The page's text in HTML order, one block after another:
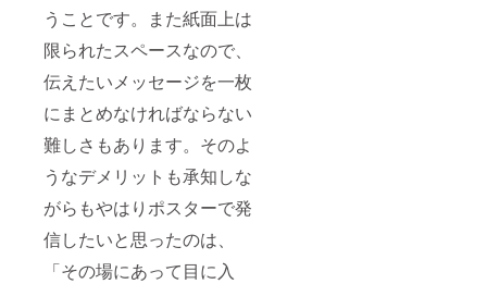
うことです。また紙面上は
限られたスペースなので、
伝えたいメッセージを一枚
にまとめなければならない
難しさもあります。そのよ
うなデメリットも承知しな
がらもやはりポスターで発
信したいと思ったのは、
「その場にあって目に入